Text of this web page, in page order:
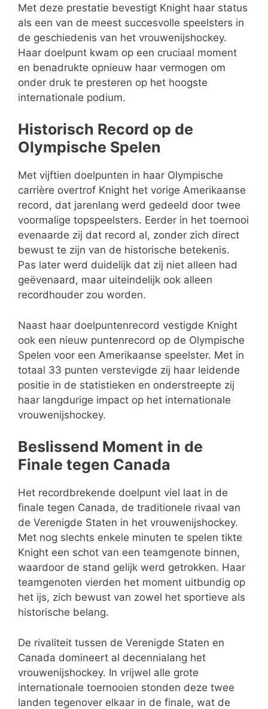
Met deze prestatie bevestigt Knight haar status
als een van de meest succesvolle speelsters in
de geschiedenis van het vrouwenijshockey.
Haar doelpunt kwam op een cruciaal moment
en benadrukte opnieuw haar vermogen om
onder druk te presteren op het hoogste
internationale podium.
Historisch Record op de
Olympische Spelen
Met vijftien doelpunten in haar Olympische
carrière overtrof Knight het vorige Amerikaanse
record, dat jarenlang werd gedeeld door twee
voormalige topspeelsters. Eerder in het toernooi
evenaarde zij dat record al, zonder zich direct
bewust te zijn van de historische betekenis.
Pas later werd duidelijk dat zij niet alleen had
geëvenaard, maar uiteindelijk ook alleen
recordhouder zou worden.
Naast haar doelpuntenrecord vestigde Knight
ook een nieuw puntenrecord op de Olympische
Spelen voor een Amerikaanse speelster. Met in
totaal 33 punten verstevigde zij haar leidende
positie in de statistieken en onderstreepte zij
haar langdurige impact op het internationale
vrouwenijshockey.
Beslissend Moment in de
Finale tegen Canada
Het recordbrekende doelpunt viel laat in de
finale tegen Canada, de traditionele rivaal van
de Verenigde Staten in het vrouwenijshockey.
Met nog slechts enkele minuten te spelen tikte
Knight een schot van een teamgenote binnen,
waardoor de stand gelijk werd getrokken. Haar
teamgenoten vierden het moment uitbundig op
het ijs, zich bewust van zowel het sportieve als
historische belang.
De rivaliteit tussen de Verenigde Staten en
Canada domineert al decennialang het
vrouwenijshockey. In vrijwel alle grote
internationale toernooien stonden deze twee
landen tegenover elkaar in de finale, wat de